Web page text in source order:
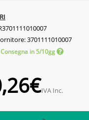
3701111010007
Consegna in 5/10gg
IVA Inc.